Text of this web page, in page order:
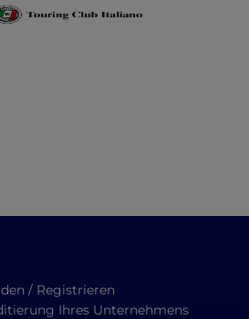
/ Registrieren
Ihres Unternehmens